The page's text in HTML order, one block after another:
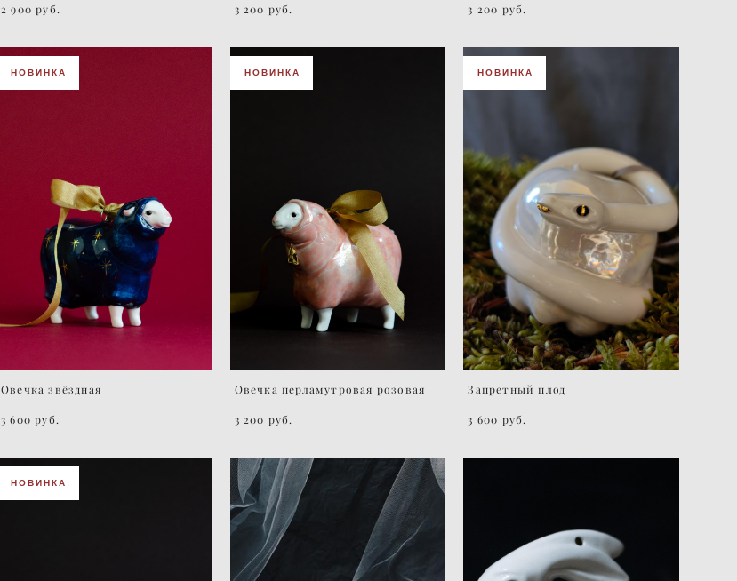
2 900 pуб. 3 200 pуб. 3 200 pуб.
НОВИНКА
Овечка звёздная
3 600 pуб.
НОВИНКА
Овечка перламутровая розовая
3 200 pуб.
НОВИНКА
Запретный плод
3 600 pуб.
НОВИНКА